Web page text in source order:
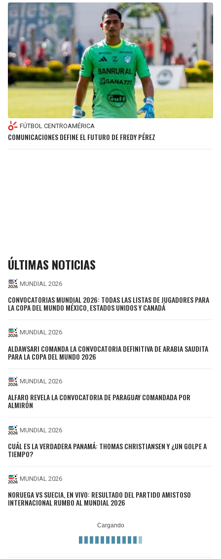
FÚTBOL CENTROAMÉRICA
COMUNICACIONES DEFINE EL FUTURO DE FREDY PÉREZ
ÚLTIMAS NOTICIAS
MUNDIAL 2026
CONVOCATORIAS MUNDIAL 2026: TODAS LAS LISTAS DE JUGADORES PARA
LA COPA DEL MUNDO MÉXICO, ESTADOS UNIDOS Y CANADÁ
MUNDIAL 2026
ALDAWSARI COMANDA LA CONVOCATORIA DEFINITIVA DE ARABIA SAUDITA
PARA LA COPA DEL MUNDO 2026
MUNDIAL 2026
ALFARO REVELA LA CONVOCATORIA DE PARAGUAY COMANDADA POR
ALMIRÓN
MUNDIAL 2026
CUÁL ES LA VERDADERA PANAMÁ: THOMAS CHRISTIANSEN Y ¿UN GOLPE A
TIEMPO?
MUNDIAL 2026
NORUEGA VS SUECIA, EN VIVO: RESULTADO DEL PARTIDO AMISTOSO
INTERNACIONAL RUMBO AL MUNDIAL 2026